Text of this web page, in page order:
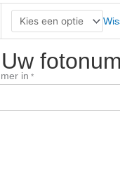
in *